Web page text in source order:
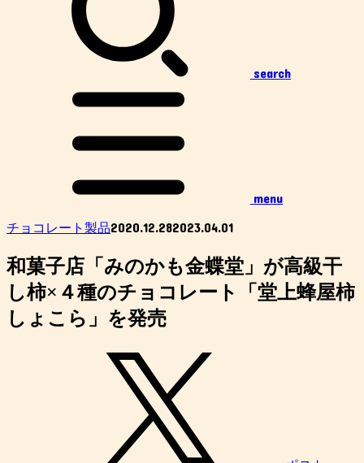
search
menu
チョコレート製品2020.12.282023.04.01
和菓子店「みのかも金蝶堂」が高級干
し柿×４種のチョコレート「堂上蜂屋柿
しょこら」を発売